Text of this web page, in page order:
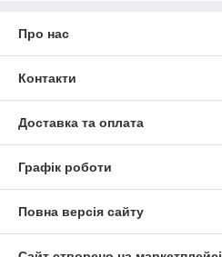
Про нас
Контакти
Доставка та оплата
Графік роботи
Повна версія сайту